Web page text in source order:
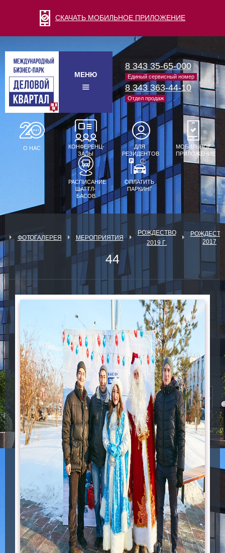
СКАЧАТЬ МОБИЛЬНОЕ ПРИЛОЖЕНИЕ
МЕНЮ
8 343 35-65-000
Единый сервисный номер
8 343 363-44-10
Отдел продаж
О НАС
КОНФЕРЕНЦ-
ЗАЛЫ
ДЛЯ
РЕЗИДЕНТОВ
МОБИЛЬНОЕ
ПРИЛОЖЕНИЕ
РАСПИСАНИЕ
ШАТТЛ-
БАСОВ
ОПЛАТИТЬ
ПАРКИНГ
ФОТОГАЛЕРЕЯ МЕРОПРИЯТИЯ
РОЖДЕСТВО
2019 Г.
2017
44